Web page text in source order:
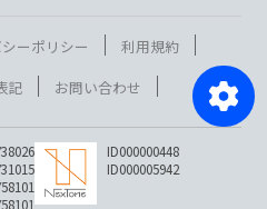
ーポリシー
利用規約
記
お問い合わせ
ID000000448
ID000005942